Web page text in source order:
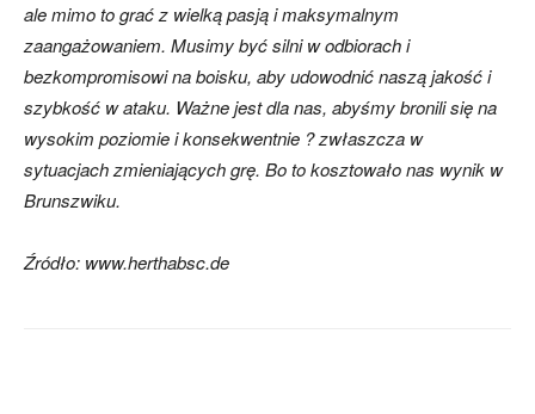
ale mimo to grać z wielką pasją i maksymalnym
zaangażowaniem. Musimy być silni w odbiorach i
bezkompromisowi na boisku, aby udowodnić naszą jakość i
szybkość w ataku. Ważne jest dla nas, abyśmy bronili się na
wysokim poziomie i konsekwentnie ? zwłaszcza w
sytuacjach zmieniających grę. Bo to kosztowało nas wynik w
Brunszwiku.
Źródło: www.herthabsc.de